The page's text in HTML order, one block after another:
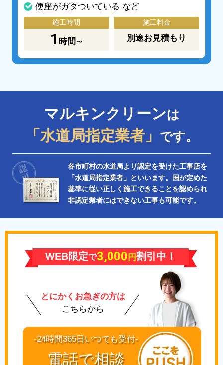
便座がガタついている など
施工時間
1 時間∼
施工料金
別途お見積もり
マルキンクリーンは
「水道局指定業者」 です。
各市町村の水道局より認定を受けた工事店を
「水道局指定業者」といいます。国が定めた
基準に従い正しく施工できることを認められ
非認定業者にはできない工事も可能です。
WEB限定で3,000 円割引中！
とにかくお急ぎの方は
こちらから
-24時間365日いつでも受付-
電話で相談